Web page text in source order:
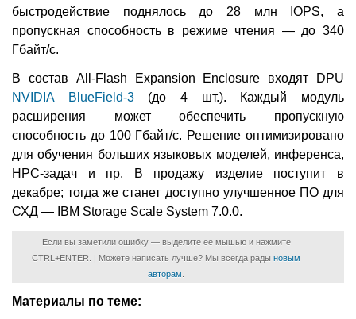
быстродействие поднялось до 28 млн IOPS, а
пропускная способность в режиме чтения — до 340
Гбайт/с.
В состав All-Flash Expansion Enclosure входят DPU
NVIDIA BlueField-3(до 4 шт.). Каждый модуль
расширения может обеспечить пропускную
способность до 100 Гбайт/с. Решение оптимизировано
для обучения больших языковых моделей, инференса,
НРС-задач и пр. В продажу изделие поступит в
декабре; тогда же станет доступно улучшенное ПО для
СХД — IBM Storage Scale System 7.0.0.
Если вы заметили ошибку — выделите ее мышью и нажмите
CTRL+ENTER. | Можете написать лучше? Мы всегда рады новым
авторам
Материалы по теме: